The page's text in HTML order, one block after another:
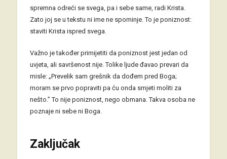
spremna odreći se svega, pa i sebe same, radi Krista.
Zato joj se u tekstu ni ime ne spominje. To je poniznost:
staviti Krista ispred svega.
Važno je također primijetiti da poniznost jest jedan od
uvjeta, ali savršenost nije. Tolike ljude đavao prevari da
misle: „Prevelik sam grešnik da dođem pred Boga;
moram se prvo popraviti pa ću onda smjeti moliti za
nešto.” To nije poniznost, nego obmana. Takva osoba ne
poznaje ni sebe ni Boga.
Zaključak